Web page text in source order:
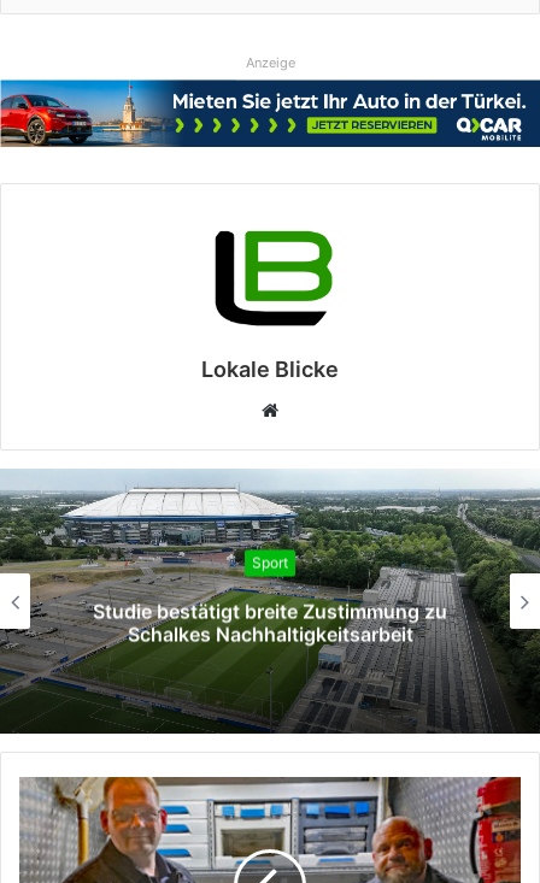
Anzeige
Lokale Blicke
Webseite
Sport
#MSVSVM | Das ist neu für euch an der
Wedau